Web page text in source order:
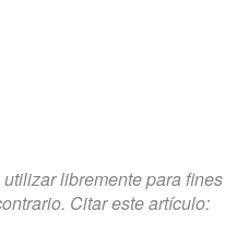
libremente para fines
Citar este artículo: